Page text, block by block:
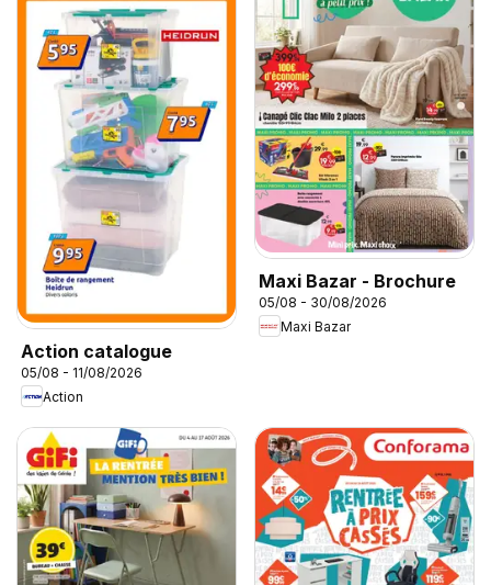
Action catalogue
05/08 - 11/08/2026
Action
Maxi Bazar - Brochure
05/08 - 30/08/2026
Maxi Bazar